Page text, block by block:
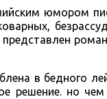
юмором
в бедного
решение. но